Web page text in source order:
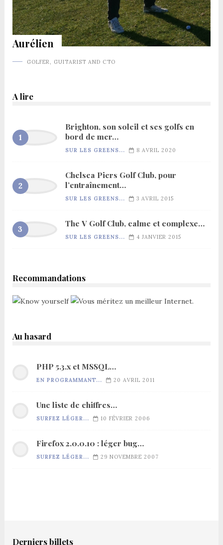
Aurélien
GOLFER, GUITARIST AND CTO
A lire
Brighton, son soleil et ses golfs en
bord de mer…
SUR LES GREENS... 8 AVRIL 2020
Chelsea Piers Golf Club, pour
l’entraînement…
SUR LES GREENS... 3 AVRIL 2015
The V Golf Club, calme et complexe…
SUR LES GREENS... 4 JANVIER 2015
Recommandations
Au hasard
PHP 5.3.x et MSSQL…
EN PROGRAMMANT... 20 AVRIL 2011
Une liste de chiffres…
SURFEZ LÉGER... 10 FÉVRIER 2006
Firefox 2.0.0.10 : léger bug…
SURFEZ LÉGER... 29 NOVEMBRE 2007
Derniers billets